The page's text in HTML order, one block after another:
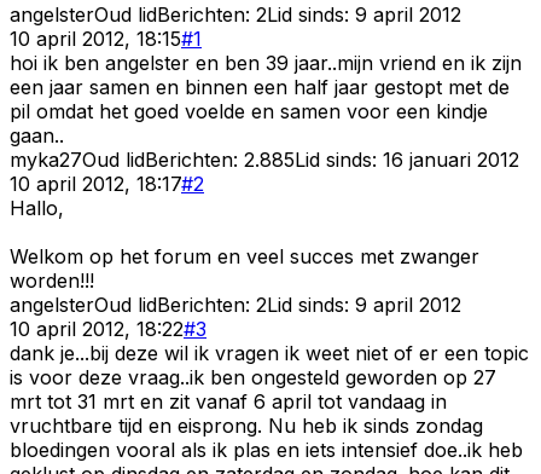
angelsterOud lidBerichten: 2Lid sinds: 9 april 2012
10 april 2012, 18:15#1
hoi ik ben angelster en ben 39 jaar..mijn vriend en ik zijn
een jaar samen en binnen een half jaar gestopt met de
pil omdat het goed voelde en samen voor een kindje
gaan..
myka27Oud lidBerichten: 2.885Lid sinds: 16 januari 2012
10 april 2012, 18:17#2
Hallo,
Welkom op het forum en veel succes met zwanger
worden!!!
angelsterOud lidBerichten: 2Lid sinds: 9 april 2012
10 april 2012, 18:22#3
dank je...bij deze wil ik vragen ik weet niet of er een topic
is voor deze vraag..ik ben ongesteld geworden op 27
mrt tot 31 mrt en zit vanaf 6 april tot vandaag in
vruchtbare tijd en eisprong. Nu heb ik sinds zondag
bloedingen vooral als ik plas en iets intensief doe..ik heb